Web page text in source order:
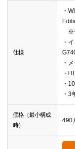
仕様
・
※
・
・
・
・
・3
価格（最小構成
時）